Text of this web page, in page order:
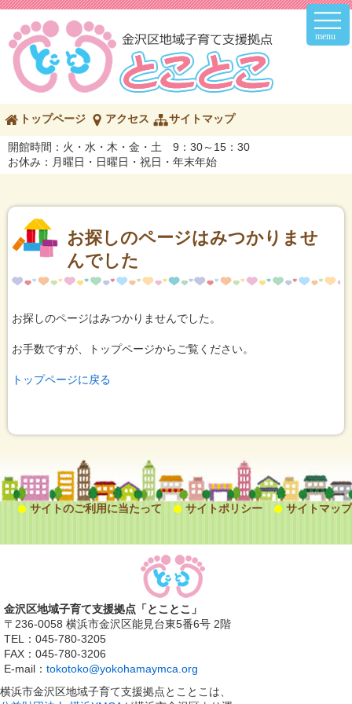
メ
メ
の
ペ
ー
ジ
容
トップページ アクセス サイトマップ
開館時間：火・水・木・金・土 9：30～15：30
お休み：月曜日・日曜日・祝日・年末年始
お探しのページはみつかりませ
んでした
お探しのページはみつかりませんでした。
お手数ですが、トップページからご覧ください。
トップページに戻る
サイトのご利用に当たって サイトポリシー サイトマップ
金沢区地域子育て支援拠点「とことこ」
〒236-0058 横浜市金沢区能見台東5番6号 2階
TEL：045-780-3205
FAX：045-780-3206
E-mail： tokotoko@yokohamaymca.org
横浜市金沢区地域子育て支援拠点とことこは、